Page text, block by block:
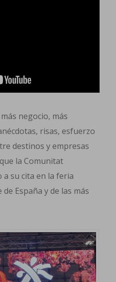
negocio, más
risas, esfuerzo
destinos y empresas
la Comunitat
a su cita en la feria
España y de las más